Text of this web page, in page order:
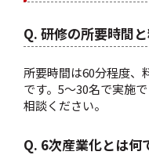
Q. 研修の所要時間
所要時間は60分程度、
です。5～30名で実施
相談ください。
Q. 6次産業化とは何